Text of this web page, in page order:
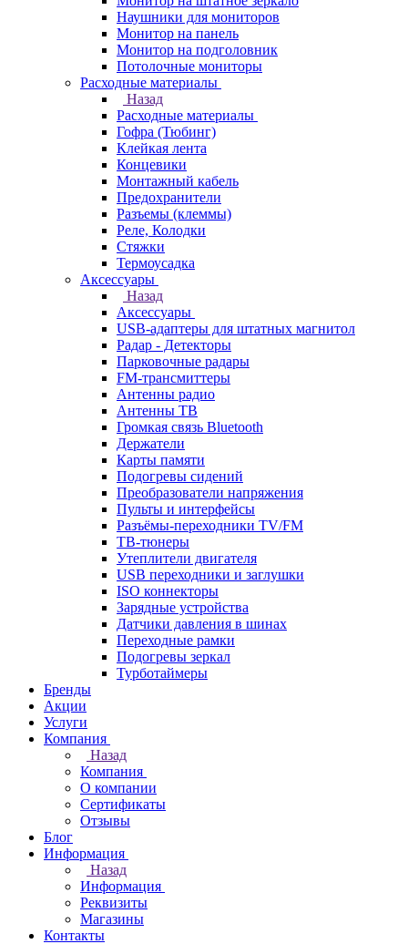
Наушники для мониторов
Монитор на панель
Монитор на подголовник
Потолочные мониторы
Расходные материалы
Назад
Расходные материалы
Гофра (Тюбинг)
Клейкая лента
Концевики
Монтажный кабель
Предохранители
Разъемы (клеммы)
Реле, Колодки
Стяжки
Термоусадка
Аксессуары
Назад
Аксессуары
USB-адаптеры для штатных магнитол
Радар - Детекторы
Парковочные радары
FM-трансмиттеры
Антенны радио
Антенны ТВ
Громкая связь Bluetooth
Держатели
Карты памяти
Подогревы сидений
Преобразователи напряжения
Пульты и интерфейсы
Разъёмы-переходники TV/FM
ТВ-тюнеры
Утеплители двигателя
USB переходники и заглушки
ISO коннекторы
Зарядные устройства
Датчики давления в шинах
Переходные рамки
Подогревы зеркал
Турботаймеры
Бренды
Акции
Услуги
Компания
Назад
Компания
О компании
Сертификаты
Отзывы
Блог
Информация
Назад
Информация
Реквизиты
Магазины
Контакты